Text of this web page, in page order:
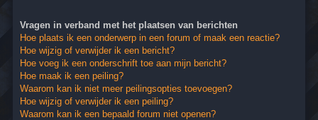
Vragen in verband met het plaatsen van berichten
Hoe plaats ik een onderwerp in een forum of maak een reactie?
Hoe wijzig of verwijder ik een bericht?
Hoe voeg ik een onderschrift toe aan mijn bericht?
Hoe maak ik een peiling?
Waarom kan ik niet meer peilingsopties toevoegen?
Hoe wijzig of verwijder ik een peiling?
Waarom kan ik een bepaald forum niet openen?